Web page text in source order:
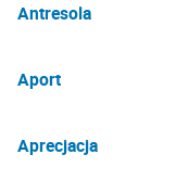
Antresola
Aport
Aprecjacja